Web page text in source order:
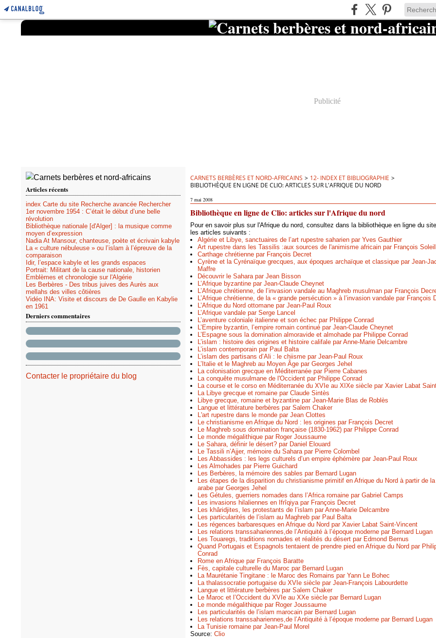
Publicité
Articles récents
index Carte du site Recherche avancée Rechercher
1er novembre 1954 : C’était le début d’une belle
révolution
Bibliothèque nationale [d'Alger] : la musique comme
moyen d’expression
Nadia At Mansour, chanteuse, poète et écrivain kabyle
La « culture nébuleuse » ou l’islam à l’épreuve de la
comparaison
Idir, l’espace kabyle et les grands espaces
Portrait: Militant de la cause nationale, historien
Emblèmes et chronologie sur l'Algérie
Les Berbères - Des tribus juives des Aurès aux
mellahs des villes côtières
Vidéo INA: Visite et discours de De Gaulle en Kabylie
en 1961
Derniers commentaires
Contacter le propriétaire du blog
CARNETS BERBÈRES ET NORD-AFRICAINS > 12- INDEX ET BIBLIOGRAPHIE >
BIBLIOTHÈQUE EN LIGNE DE CLIO: ARTICLES SUR L'AFRIQUE DU NORD
7 mai 2008
Bibliothèque en ligne de Clio: articles sur l'Afrique du nord
Pour en savoir plus sur l'Afrique du nord, consultez dans la bibliothèque en ligne du site
les articles suivants :
Algérie et Libye, sanctuaires de l’art rupestre saharien par Yves Gauthier
Art rupestre dans les Tassilis :aux sources de l'animisme africain par François
Carthage chrétienne par François Decret
Cyrène et la Cyrénaïque grecques, aux époques archaïque et classique par Jean-
Maffre
Découvrir le Saharapar Jean Bisson
L’Afrique byzantine par Jean-Claude Cheynet
L’Afrique chrétienne, de l’invasion vandale au Maghreb musulman par François
L’Afrique chrétienne, de la « grande persécution » à l’invasion vandale par François
L’Afrique du Nord ottomane par Jean-Paul Roux
L’Afrique vandale par Serge Lancel
L’aventure coloniale italienne et son échec par Philippe Conrad
L’Empire byzantin, l’empire romain continué par Jean-Claude Cheynet
L’Espagne sous la domination almoravide et almohade par Philippe Conrad
L’islam : histoire des origines et histoire califale par Anne-Marie Delcambre
L’islam contemporain par Paul Balta
L’islam des partisans d’Ali : le chiisme par Jean-Paul Roux
L’Italie et le Maghreb au Moyen Âge par Georges Jehel
La colonisation grecque en Méditerranée par Pierre Cabanes
La conquête musulmane de l'Occident par Philippe Conrad
La course et le corso en Méditerranée du XVIe au XIXe siècle par Xavier Labat
La Libye grecque et romaine par Claude Sintès
Libye grecque, romaine et byzantine par Jean-Marie Blas de Roblès
Langue et littérature berbères par Salem Chaker
L'art rupestre dans le monde par Jean Clottes
Le christianisme en Afrique du Nord : les origines par François Decret
Le Maghreb sous domination française (1830-1962) par Philippe Conrad
Le monde mégalithique par Roger Joussaume
Le Sahara, définir le désert? par Daniel Elouard
Le Tassili n’Ajjer, mémoire du Saharapar Pierre Colombel
Les Abbassides : les legs culturels d’un empire éphémère par Jean-Paul Roux
Les Almohades par Pierre Guichard
Les Berbères, la mémoire des sables par Bernard Lugan
Les étapes de la disparition du christianisme primitif en Afrique du Nord à partir de
arabe par Georges Jehel
Les Gétules, guerriers nomades dans l’Africa romaine par Gabriel Camps
Les invasions hilaliennes en Ifrîqiyapar François Decret
Les khâridjites, les protestants de l’islam par Anne-Marie Delcambre
Les particularités de l’islam au Maghreb par Paul Balta
Les régences barbaresques en Afrique du Nord par Xavier Labat Saint-Vincent
Les relations transsahariennes,de l’Antiquité à l’époque moderne par Bernard Lugan
Les Touaregs, traditions nomades et réalités du désert par Edmond Bernus
Quand Portugais et Espagnols tentaient de prendre pied en Afrique du Nord par
Conrad
Rome en Afrique par François Baratte
Fès, capitale culturelle du Maroc par Bernard Lugan
La Maurétanie Tingitane : le Maroc des Romains par Yann Le Bohec
La thalassocratie portugaise du XVIe siècle par Jean-François Labourdette
Langue et littérature berbères par Salem Chaker
Le Maroc et l’Occident du XVIe au XXe siècle par Bernard Lugan
Le monde mégalithique par Roger Joussaume
Les particularités de l’islam marocain par Bernard Lugan
Les relations transsahariennes,de l’Antiquité à l’époque moderne par Bernard Lugan
La Tunisie romaine par Jean-Paul Morel
Source: Clio